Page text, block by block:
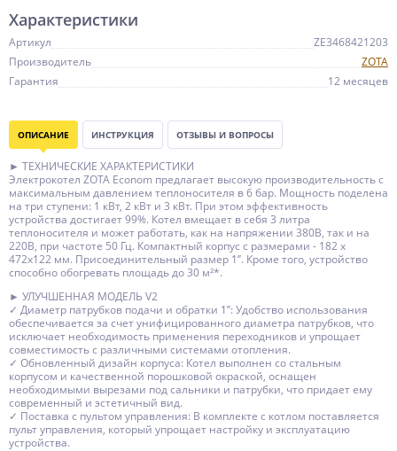
Характеристики
Артикул
ZE3468421203
Производитель
ZOTA
Гарантия
12 месяцев
ОПИСАНИЕ ИНСТРУКЦИЯ ОТЗЫВЫ И ВОПРОСЫ
► ТЕХНИЧЕСКИЕ ХАРАКТЕРИСТИКИ
Электрокотел ZOTA Econom предлагает высокую производительность с
максимальным давлением теплоносителя в 6 бар. Мощность поделена
на три ступени: 1 кВт, 2 кВт и 3 кВт. При этом эффективность
устройства достигает 99%. Котел вмещает в себя 3 литра
теплоносителя и может работать, как на напряжении 380В, так и на
220В, при частоте 50 Гц. Компактный корпус с размерами - 182 х
472х122 мм. Присоединительный размер 1’’. Кроме того, устройство
способно обогревать площадь до 30 м²*.
► УЛУЧШЕННАЯ МОДЕЛЬ V2
✓ Диаметр патрубков подачи и обратки 1’’: Удобство использования
обеспечивается за счет унифицированного диаметра патрубков, что
исключает необходимость применения переходников и упрощает
совместимость с различными системами отопления.
✓ Обновленный дизайн корпуса: Котел выполнен со стальным
корпусом и качественной порошковой окраской, оснащен
необходимыми вырезами под сальники и патрубки, что придает ему
современный и эстетичный вид.
✓ Поставка с пультом управления: В комплекте с котлом поставляется
пульт управления, который упрощает настройку и эксплуатацию
устройства.